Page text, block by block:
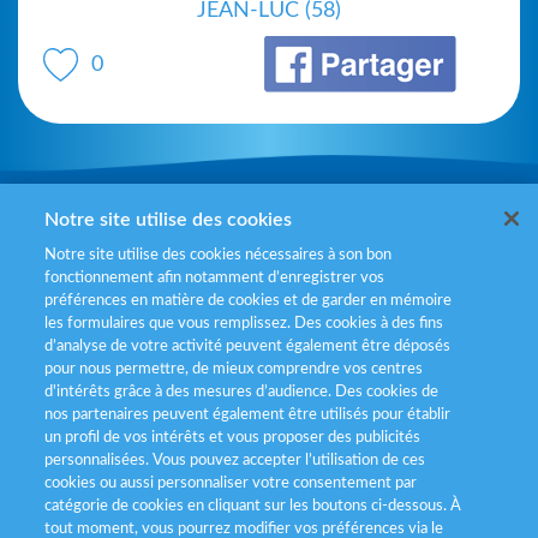
0
JEAN-LUC (58)
Mentions légales
Politiques de gestion des cookies
Politique données personnelles
Services consommateurs
Déclaration d’accessibilité
Notre site utilise des cookies
Notre site utilise des cookies nécessaires à son bon
fonctionnement afin notamment d’enregistrer vos
préférences en matière de cookies et de garder en mémoire
les formulaires que vous remplissez. Des cookies à des fins
d’analyse de votre activité peuvent également être déposés
pour nous permettre, de mieux comprendre vos centres
d'intérêts grâce à des mesures d’audience. Des cookies de
nos partenaires peuvent également être utilisés pour établir
un profil de vos intérêts et vous proposer des publicités
personnalisées. Vous pouvez accepter l’utilisation de ces
cookies ou aussi personnaliser votre consentement par
catégorie de cookies en cliquant sur les boutons ci-dessous. À
tout moment, vous pourrez modifier vos préférences via le